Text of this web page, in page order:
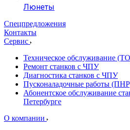
Люнеты
Спецпредложения
Контакты
Сервис
Техническое обслуживание
Ремонт станков с ЧПУ
Диагностика станков с ЧПУ
Пусконаладочные работы
Абонентское обслуживание
Петербурге
О компании